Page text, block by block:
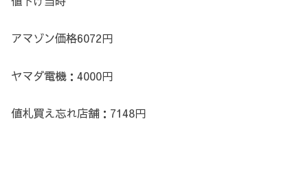
アマゾン価格6072円
ヤマダ電機：4000円
値札買え忘れ店舗：7148円